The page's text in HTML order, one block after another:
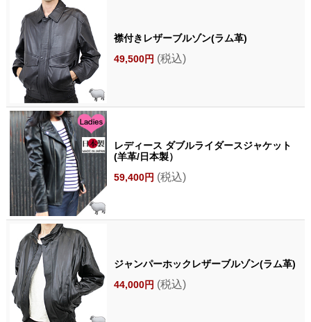
襟付きレザーブルゾン(ラム革)
49,500円 (税込)
レディース ダブルライダースジャケット
(羊革/日本製）
59,400円 (税込)
ジャンパーホックレザーブルゾン(ラム革)
44,000円 (税込)